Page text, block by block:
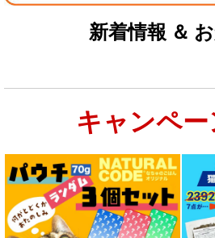
新着情報 ＆
キャンペ